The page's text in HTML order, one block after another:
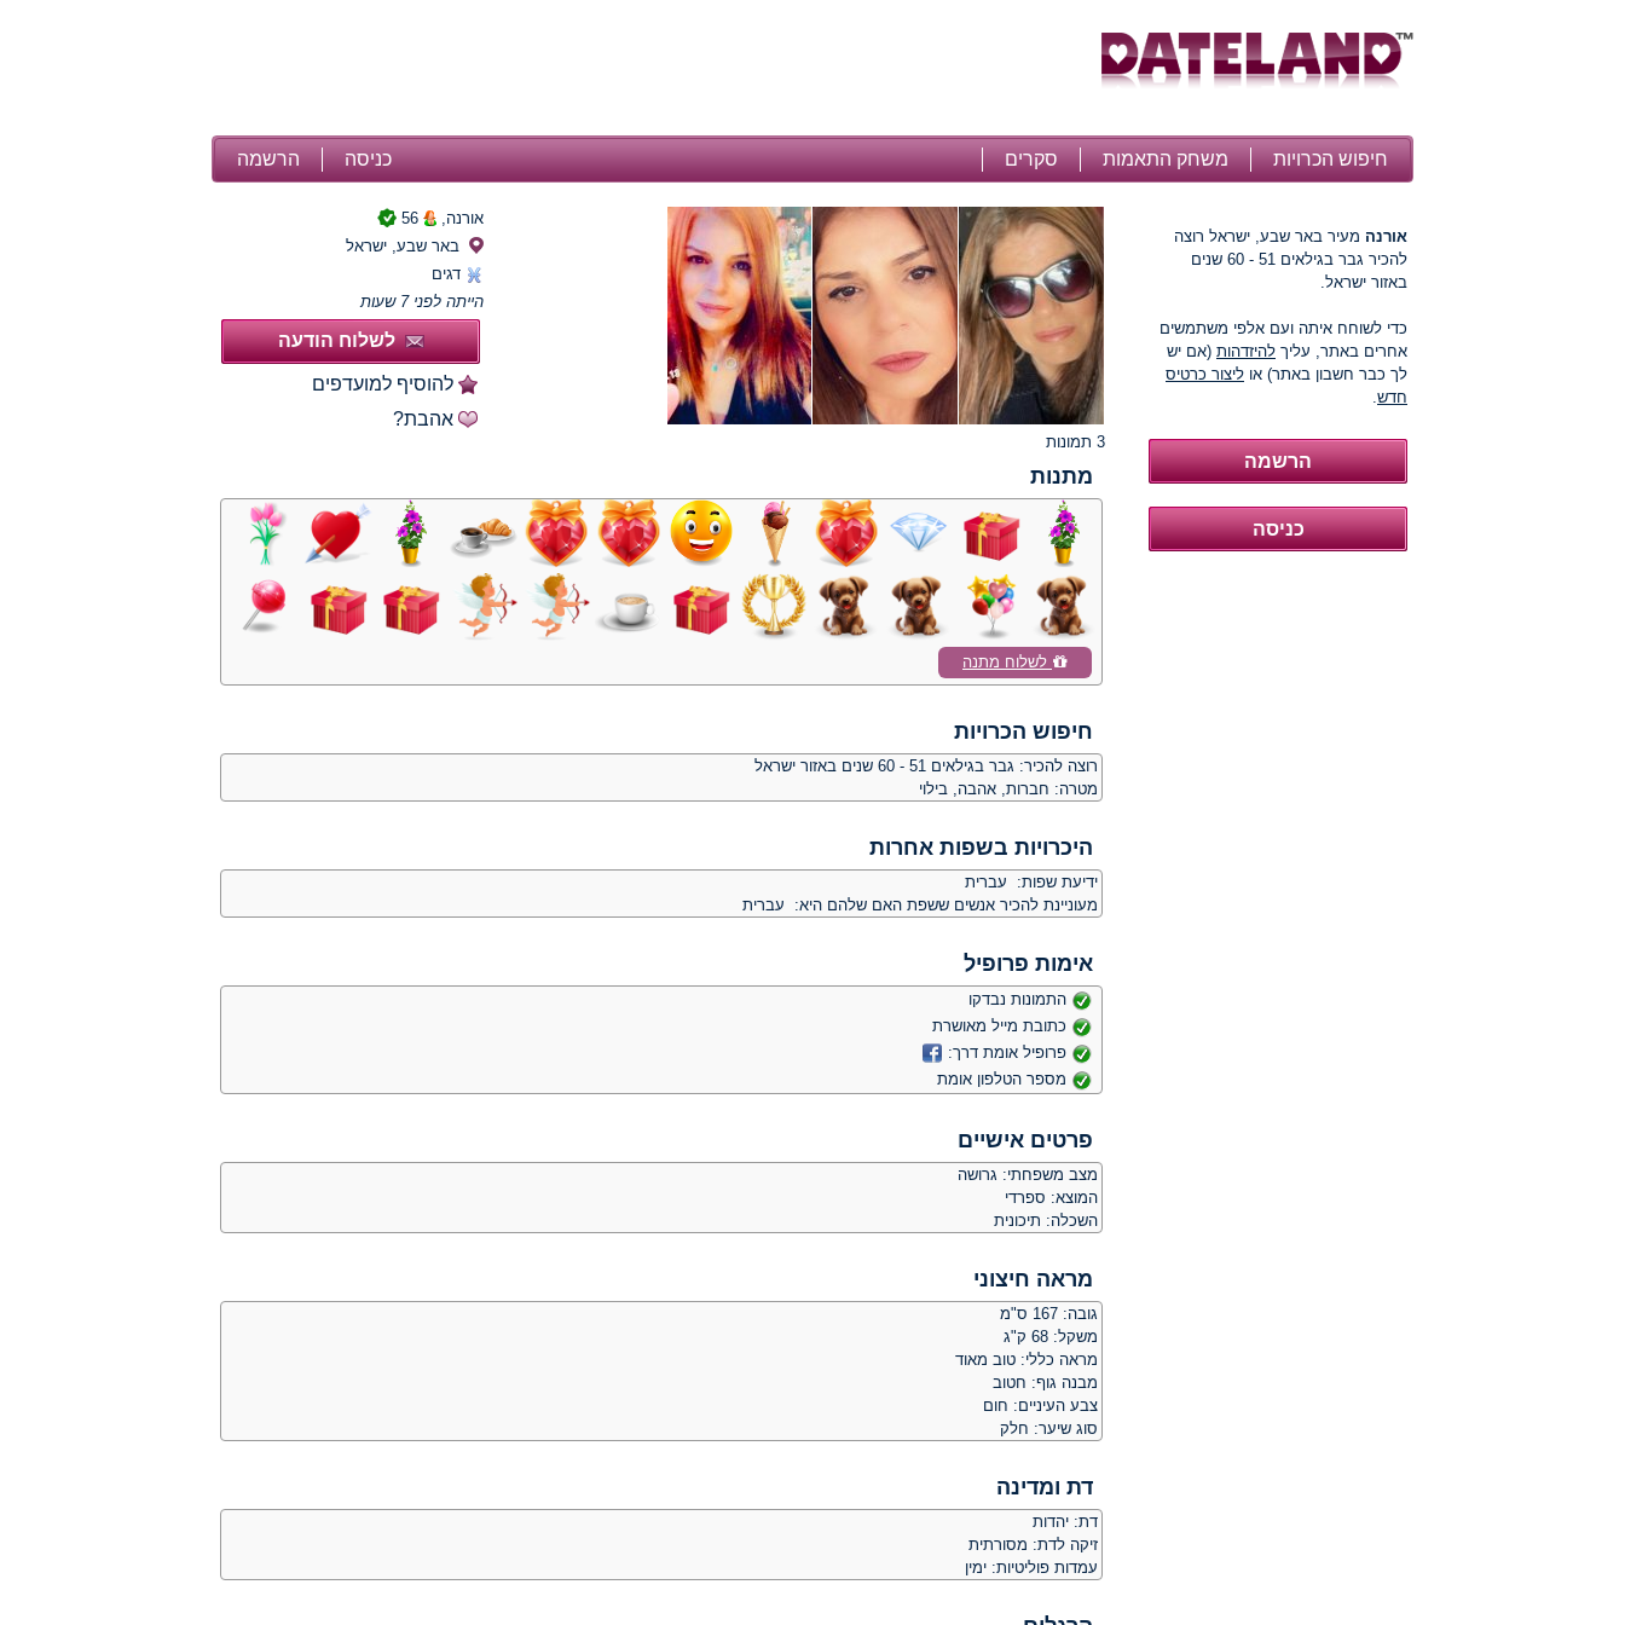
חיפוש הכרויות משחק התאמות סקרים הרשמה כניסה
אורנה מעיר באר שבע, ישראל רוצה
להכיר גבר בגילאים 51 - 60 שנים
באזור ישראל.
כדי לשוחח איתה ועם אלפי משתמשים
אחרים באתר, עליך להיזדהות (אם יש
לך כבר חשבון באתר) או ליצור כרטיס
חדש.
3 תמונות
אורנה,
56
באר שבע, ישראל
דגים
הייתה לפני 7 שעות
לשלוח הודעה
להוסיף למועדפים
אהבת?
מתנות
לשלוח מתנה
חיפוש הכרויות
רוצה להכיר: גבר בגילאים 51 - 60 שנים באזור ישראל
מטרה: חברות, אהבה, בילוי
היכרויות בשפות אחרות
ידיעת שפות: עברית
מעוניינת להכיר אנשים ששפת האם שלהם היא: עברית
אימות פרופיל
התמונות נבדקו
כתובת מייל מאושרת
פרופיל אומת דרך:
מספר הטלפון אומת
פרטים אישיים
מצב משפחתי: גרושה
המוצא: ספרדי
השכלה: תיכונית
מראה חיצוני
גובה: 167 ס"מ
משקל: 68 ק"ג
מראה כללי: טוב מאוד
מבנה גוף: חטוב
צבע העיניים: חום
סוג שיער: חלק
דת ומדינה
דת: יהדות
זיקה לדת: מסורתית
עמדות פוליטיות: ימין